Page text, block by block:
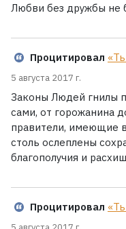
Любви без дружбы не
Процитировал
5 августа 2017 г.
Законы Людей гнилы
сами, от горожанина
правители, имеющие
столь ослеплены
благополучия и
Процитировал